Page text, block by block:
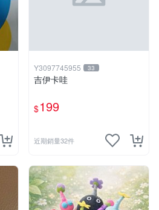
Y3097745955 33
吉伊卡哇
$199
近期銷量32件